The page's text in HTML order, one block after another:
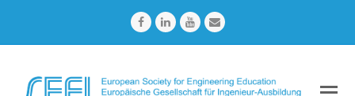
FacebookLinkedInYoutubeEmail